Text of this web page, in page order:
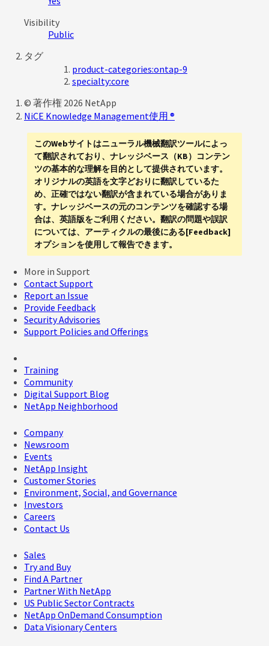
Visibility
Public
タグ
product-categories:ontap-9
specialty:core
© 著作権 2026 NetApp
NiCE Knowledge Management使用 ®
このWebサイトはニューラル機械翻訳ツールによっ
て翻訳されており、ナレッジベース（KB）コンテン
ツの基本的な理解を目的として提供されています。
オリジナルの英語を文字どおりに翻訳しているた
め、正確ではない翻訳が含まれている場合がありま
す。ナレッジベースの元のコンテンツを確認する場
合は、英語版をご利用ください。翻訳の問題や誤訳
については、アーティクルの最後にある[Feedback]
オプションを使用して報告できます。
More in Support
Contact Support
Report an Issue
Provide Feedback
Security Advisories
Support Policies and Offerings
Training
Community
Digital Support Blog
NetApp Neighborhood
Company
Newsroom
Events
NetApp Insight
Customer Stories
Environment, Social, and Governance
Investors
Careers
Contact Us
Sales
Try and Buy
Find A Partner
Partner With NetApp
US Public Sector Contracts
NetApp OnDemand Consumption
Data Visionary Centers